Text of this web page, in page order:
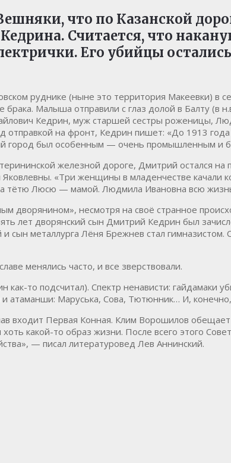
что по Казанской
Считается, что
Его убийцы
руднике (ныне это территория Макеевки) в
Малыша отправили с глаз долой в Балту (в
Кедрин, муж старшей сестры роженицы,
отправкой на фронт, Кедрин пишет: «До 1913
город был особенным — очень промышленным и
железной дороге, Дмитрий остался
«Три женщины в младенчестве качали
тётю Люсю — мамой. Людмила Ивановна всю
дворянином», несмотря на своё странное
лет дворянский сын Дмитрий Кедрин был
сын металлурга Лёня Брежнев стал
менялись часто, и все зверствовали.
то подсчитал). Спектр ненависти: гайдамаки
атаманши: Маруська, Сова, Тютюнник… И,
входит Первая Конная. Клим Ворошилов
какой-то образ жизни. После всего этого
— писал литературовед Лев Аннинский.